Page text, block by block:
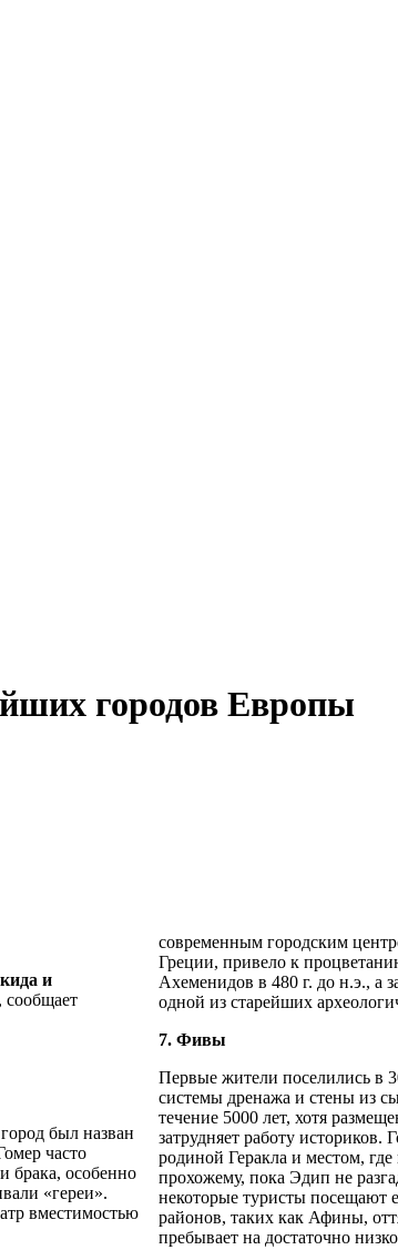
городов Европы
и
, сообщает
был назван
часто
брака, особенно
«гереи».
вместимостью
современным городским
Греции, привело к
Ахеменидов в 480 г. до н.э., а
одной из старейших
7. Фивы
Первые жители поселились в
системы дренажа и стены из
течение 5000 лет, хотя
затрудняет работу
родиной Геракла и местом,
прохожему, пока Эдип не
некоторые туристы посещают
районов, таких как Афины,
пребывает на достаточно